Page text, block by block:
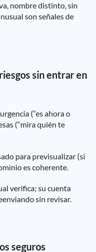
nombre distinto, sin
son señales de
sin entrar en
(“es ahora o
(“mira quién te
para previsualizar (si
es coherente.
verifica; su cuenta
sin revisar.
seguros